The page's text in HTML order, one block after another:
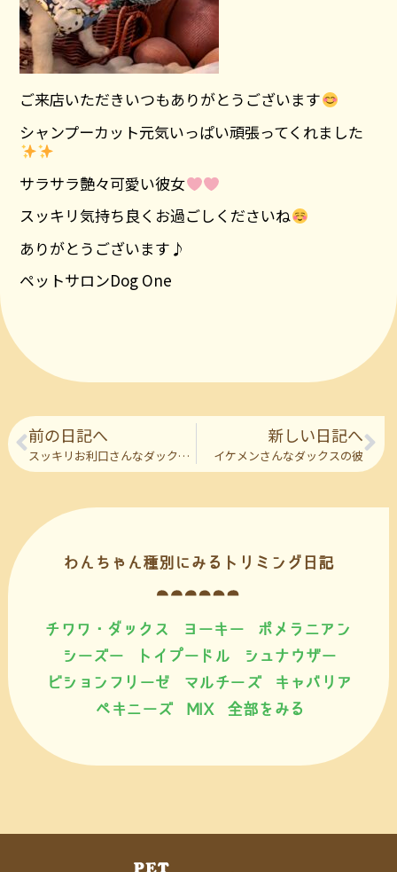
ご来店いただきいつもありがとうございます
シャンプーカット元気いっぱい頑張ってくれました
サラサラ艶々可愛い彼女
スッキリ気持ち良くお過ごしくださいね
ありがとうございます♪
ペットサロンDog One
前の日記へ
スッキリお利口さんなダックスの彼
新しい日記へ
イケメンさんなダックスの彼
わんちゃん種別にみるトリミング日記
チワワ・ダックス ヨーキー
ポメラニアン
シーズー
トイプードル
シュナウザー
ビションフリーゼ
マルチーズ
キャバリア
ペキニーズ
MIX 全部をみる